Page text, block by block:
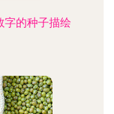
字的种子描绘